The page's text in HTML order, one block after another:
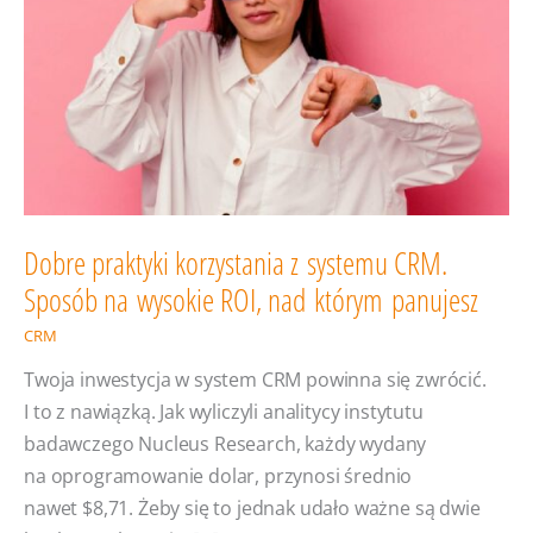
Dobre praktyki korzystania z systemu CRM.
Sposób na wysokie ROI, nad którym panujesz
CRM
Twoja inwestycja w system CRM powinna się zwrócić.
I to z nawiązką. Jak wyliczyli analitycy instytutu
badawczego Nucleus Research, każdy wydany
na oprogramowanie dolar, przynosi średnio
nawet $8,71. Żeby się to jednak udało ważne są dwie